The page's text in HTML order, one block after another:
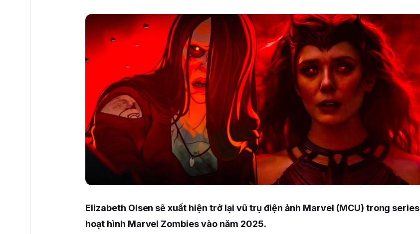
Elizabeth Olsen sẽ xuất hiện trở lại vũ trụ điện ảnh Marvel (MCU) trong series
hoạt hình Marvel Zombies vào năm 2025.